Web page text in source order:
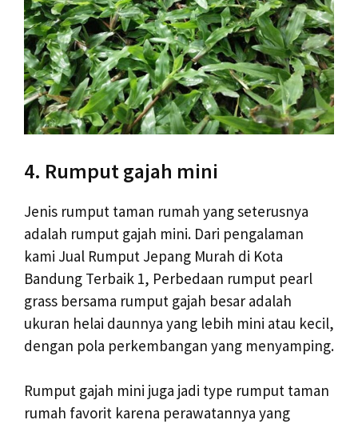
4. Rumput gajah mini
Jenis rumput taman rumah yang seterusnya
adalah rumput gajah mini. Dari pengalaman
kami Jual Rumput Jepang Murah di Kota
Bandung Terbaik 1, Perbedaan rumput pearl
grass bersama rumput gajah besar adalah
ukuran helai daunnya yang lebih mini atau kecil,
dengan pola perkembangan yang menyamping.
Rumput gajah mini juga jadi type rumput taman
rumah favorit karena perawatannya yang